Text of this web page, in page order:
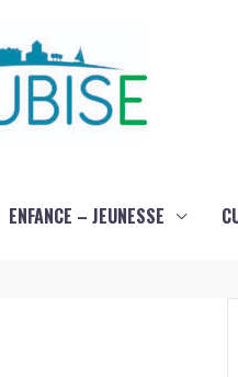
ENFANCE – JEUNESSE